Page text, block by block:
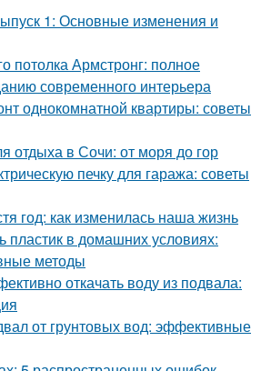
1: Основные изменения и
потолка Армстронг: полное
современного интерьера
однокомнатной квартиры: советы
отдыха в Сочи: от моря до гор
печку для гаража: советы
год: как изменилась наша жизнь
пластик в домашних условиях:
методы
откачать воду из подвала:
от грунтовых вод: эффективные